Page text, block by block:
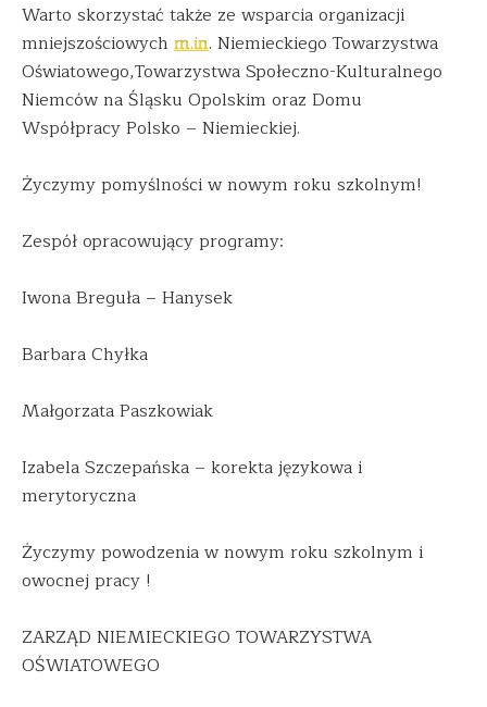
Warto skorzystać także ze wsparcia organizacji
mniejszościowych m.in. Niemieckiego Towarzystwa
Oświatowego,Towarzystwa Społeczno-Kulturalnego
Niemców na Śląsku Opolskim oraz Domu
Współpracy Polsko – Niemieckiej.
Życzymy pomyślności w nowym roku szkolnym!
Zespół opracowujący programy:
Iwona Breguła – Hanysek
Barbara Chyłka
Małgorzata Paszkowiak
Izabela Szczepańska – korekta językowa i
merytoryczna
Życzymy powodzenia w nowym roku szkolnym i
owocnej pracy !
ZARZĄD NIEMIECKIEGO TOWARZYSTWA
OŚWIATOWEGO